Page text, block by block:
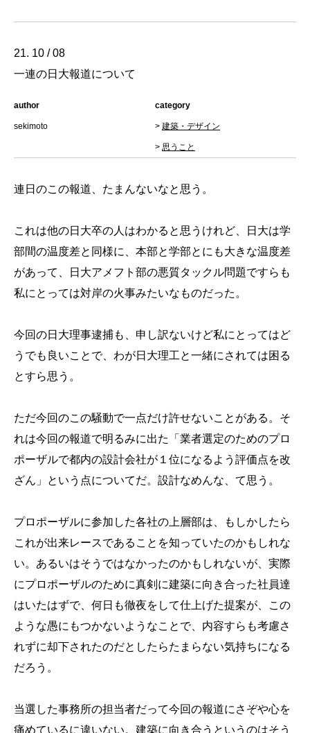
21. 10 / 08
一連の日大報道について
author
sekimoto
category
> 建築・デザイン
> 思うこと
連日のこの報道、たまんないなと思う。
これは他の日大卒の人はわかると思うけれど、日大は学
部間の温度差と同様に、本部と学部とにも大きな温度差
があって、日大アメフト部の悪質タックル問題ですらも
私にとっては対岸の火事みたいなものだった。
今回の日大理事逮捕も、申し訳ないけど私にとってはど
うでも良いことで、わが日大理工と一緒にされては困る
とすら思う。
ただ今回のこの騒動で一点だけ許せないことがある。そ
れは今回の報道で明るみに出た「業者選定のためのプロ
ポーザルで都内の設計会社が１位になるよう評価点を改
ざん」という点についてだ。設計なめんな、て思う。
プロポーザルに参加した各社の上層部は、もしかしたら
これが出来レースであることを知っていたのかもしれな
い。あるいはそうではなかったのかもしれないが、実際
にプロポーザルのために真剣に建築に向き合った社員達
はいたはずで、何日も徹夜をして仕上げた提案が、この
ような愚にもつかないようなことで、内容すらも考慮さ
れずに却下されたのだとしたらたまらない気持ちになる
だろう。
当選した事務所の担当者だって今回の報道にさぞや心を
痛めているに違いない。建築に向き合うというのはそう